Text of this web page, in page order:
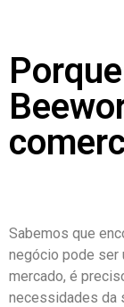
Sabemos que
negócio pode ser
mercado, é
necessidades da